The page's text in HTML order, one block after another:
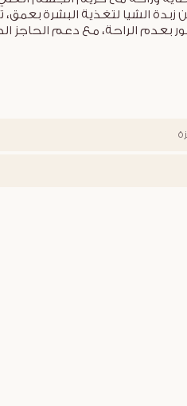
بـ 25% من زبدة الشيا لتغذية البشرة
بعدم الراحة، مع دعم الحاجز